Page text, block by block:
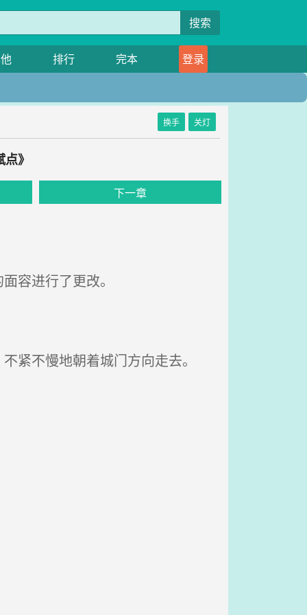
搜索
排行 完本
登录
换手 关灯
》
下一章
容进行了更改。
紧不慢地朝着城门方向走去。